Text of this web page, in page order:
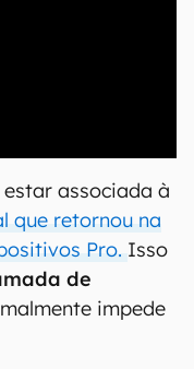
associada à
que retornou na
Pro. Isso
de
impede